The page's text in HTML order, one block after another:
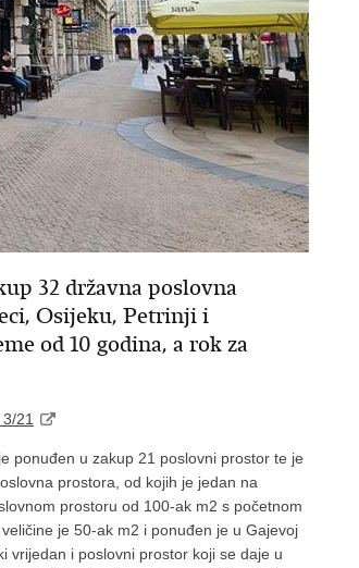
32 državna poslovna
Osijeku, Petrinji i
od 10 godina, a rok za
21
ponuđen u zakup 21 poslovni prostor te je
prostora, od kojih je jedan na
prostoru od 100-ak m2 s početnom
je 50-ak m2 i ponuđen je u Gajevoj
vrijedan i poslovni prostor koji se daje u